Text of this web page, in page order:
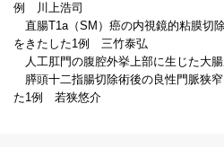
例 川上浩司
直腸T1a（SM）癌の内視鏡的粘膜切
をきたした1例 三竹泰弘
人工肛門の腹腔外挙上部に生じた大
膵頭十二指腸切除術後の良性門脈狭
た1例 若狭悠介